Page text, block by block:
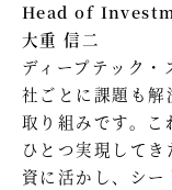
Head of
大重 信二
ディープテック
社ごとに課題も
取り組みです。
ひとつ実現して
資に活かし、シ